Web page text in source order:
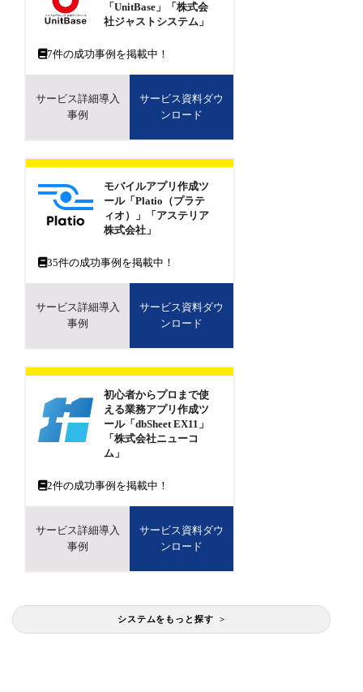
「UnitBase」「株式会
社ジャストシステム」
7件の成功事例を掲載中！
サービス詳細導入
事例
サービス資料ダウ
ンロード
モバイルアプリ作成ツ
ール「Platio（プラテ
ィオ）」「アステリア
株式会社」
35件の成功事例を掲載中！
サービス詳細導入
事例
サービス資料ダウ
ンロード
初心者からプロまで使
える業務アプリ作成ツ
ール「dbSheet EX11」
「株式会社ニューコ
ム」
2件の成功事例を掲載中！
サービス詳細導入
事例
サービス資料ダウ
ンロード
システムをもっと探す >